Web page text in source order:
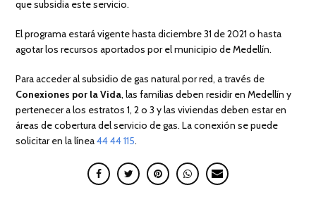
que subsidia este servicio.
El programa estará vigente hasta diciembre 31 de 2021 o hasta
agotar los recursos aportados por el municipio de Medellín.
Para acceder al subsidio de gas natural por red, a través de
Conexiones por la Vida, las familias deben residir en Medellín y
pertenecer a los estratos 1, 2 o 3 y las viviendas deben estar en
áreas de cobertura del servicio de gas. La conexión se puede
solicitar en la línea44 44 115.